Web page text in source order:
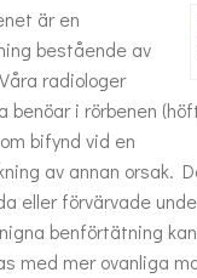
är en
bestående av
radiologer
benöar i rörbenen
bifynd vid en
av annan orsak.
eller förvärvade
benförtätning
med mer ovanliga